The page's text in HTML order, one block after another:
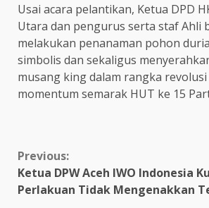
Usai acara pelantikan, Ketua DPD
Utara dan pengurus serta staf Ahli
melakukan penanaman pohon
simbolis dan sekaligus
musang king dalam rangka
momentum semarak HUT ke 15
Continue
Reading
Previous:
Ketua DPW Aceh IWO Indonesia
Perlakuan Tidak Mengenakkan